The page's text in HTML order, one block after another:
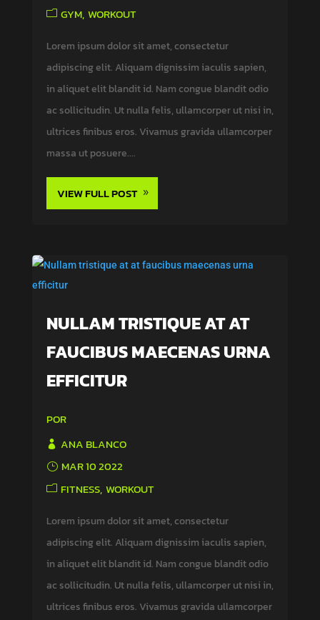
GYM WORKOUT
Lorem ipsum dolor sit amet, consectetur
adipiscing elit. Aliquam dignissim iaculis sapien,
in aliquet elit blandit id. Nam congue blandit odio
ac sollicitudin. Ut nulla felis, ullamcorper ut nisi in,
ultrices finibus eros. Vivamus gravida ullamcorper
massa ut posuere....
VIEW FULL POST
NULLAM TRISTIQUE AT AT
FAUCIBUS MAECENAS URNA
EFFICITUR
POR
ANA BLANCO
MAR 10 2022
FITNESS WORKOUT
Lorem ipsum dolor sit amet, consectetur
adipiscing elit. Aliquam dignissim iaculis sapien,
in aliquet elit blandit id. Nam congue blandit odio
ac sollicitudin. Ut nulla felis, ullamcorper ut nisi in,
ultrices finibus eros. Vivamus gravida ullamcorper